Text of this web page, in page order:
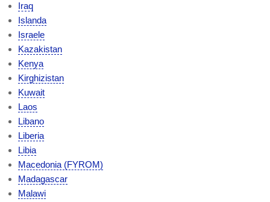
Iraq
Islanda
Israele
Kazakistan
Kenya
Kirghizistan
Kuwait
Laos
Libano
Liberia
Libia
Macedonia (FYROM)
Madagascar
Malawi